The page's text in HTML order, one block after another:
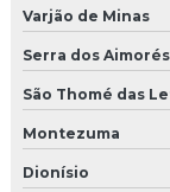
Varjão de Minas
Serra dos Aimorés
São Thomé das
Montezuma
Dionísio